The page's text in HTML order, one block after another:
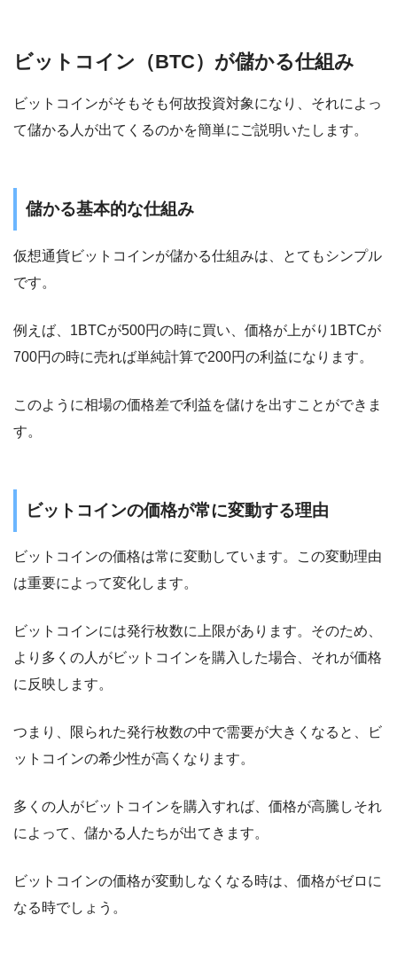
ビットコイン（BTC）が儲かる仕組み
ビットコインがそもそも何故投資対象になり、それによっ
て儲かる人が出てくるのかを簡単にご説明いたします。
儲かる基本的な仕組み
仮想通貨ビットコインが儲かる仕組みは、とてもシンプル
です。
例えば、1BTCが500円の時に買い、価格が上がり1BTCが
700円の時に売れば単純計算で200円の利益になります。
このように相場の価格差で利益を儲けを出すことができま
す。
ビットコインの価格が常に変動する理由
ビットコインの価格は常に変動しています。この変動理由
は重要によって変化します。
ビットコインには発行枚数に上限があります。そのため、
より多くの人がビットコインを購入した場合、それが価格
に反映します。
つまり、限られた発行枚数の中で需要が大きくなると、ビ
ットコインの希少性が高くなります。
多くの人がビットコインを購入すれば、価格が高騰しそれ
によって、儲かる人たちが出てきます。
ビットコインの価格が変動しなくなる時は、価格がゼロに
なる時でしょう。